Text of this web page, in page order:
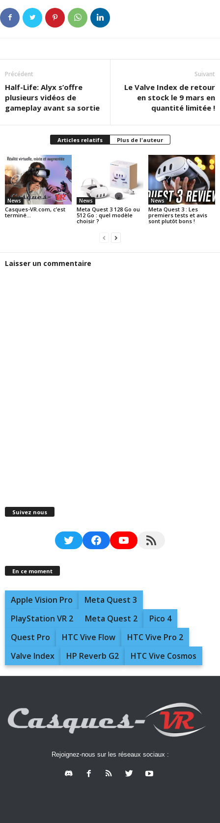
Précédent
Half-Life: Alyx s’offre
plusieurs vidéos de
gameplay avant sa sortie
Suivant
Le Valve Index de retour
en stock le 9 mars en
quantité limitée !
Articles relatifs Plus de l'auteur
News
Casques-VR.com, c’est
terminé…
News
Meta Quest 3 128 Go ou
512 Go : quel modèle
choisir ?
News
Meta Quest 3 : Les
premiers tests et avis
sont plutôt bons !
Laisser un commentaire
Suivez nous
TwitterFacebookYouTubeRSS Feed
En ce moment
Apple Vision Pro
Meta Quest 3
PlayStation VR 2
Meta Quest 2
Pico 4
Quest Pro
HTC Vive Flow
HTC Vive Pro 2
Valve Index
HP Reverb G2 HTC Vive Cosmos
Rejoignez-nous sur les réseaux sociaux :